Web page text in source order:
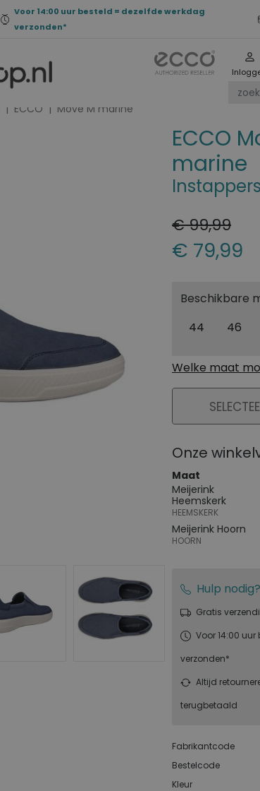
Voor 14:00 uur besteld = dezelfde werkdag
verzonden*
ECCO Move M marine
ECCO
marine
€ 99,99
€ 79,99
Beschikbare
44
46
Welke maat
PLAATS IN
Onze
Maat
Meijerink
Heemskerk
HEEMSKERK
Meijerink Hoorn
HOORN
Hulp
Gratis
Voor 14:00
verzonden*
Altijd
terugbetaald
Fabrikantcode
Bestelcode
Kleur